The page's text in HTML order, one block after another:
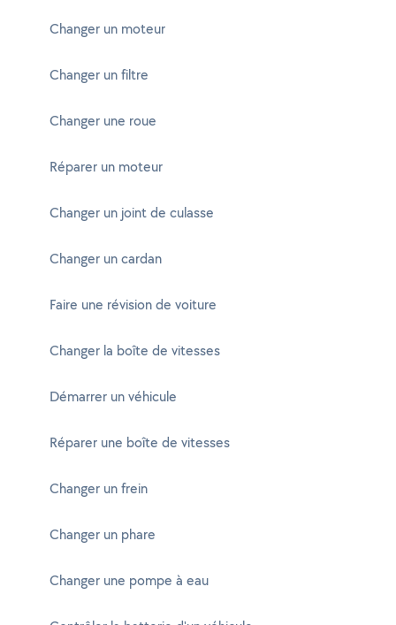
Changer un moteur
Changer un filtre
Changer une roue
Réparer un moteur
Changer un joint de culasse
Changer un cardan
Faire une révision de voiture
Changer la boîte de vitesses
Démarrer un véhicule
Réparer une boîte de vitesses
Changer un frein
Changer un phare
Changer une pompe à eau